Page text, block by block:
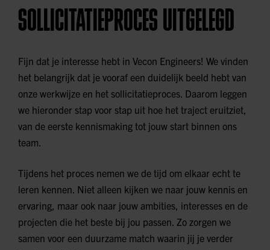
SOLLICITATIEPROCES UITGELEGD
Fijn dat je interesse hebt in Vecon Engineers! We vinden
het belangrijk dat je vooraf een duidelijk beeld hebt van
onze werkwijze en het sollicitatieproces. Daarom leggen
we hieronder stap voor stap uit hoe het traject eruitziet,
van de eerste kennismaking tot jouw start binnen ons
team.
Tijdens het proces nemen we de tijd om elkaar echt te
leren kennen. Niet alleen kijken we naar jouw kennis en
ervaring, maar ook naar jouw ambities, interesses en de
projecten die het beste bij jou passen. Zo zorgen we
samen voor een duurzame match waarin jij je verder